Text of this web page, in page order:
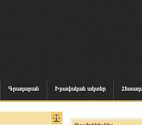
Գրադարան Իրավական ակտեր